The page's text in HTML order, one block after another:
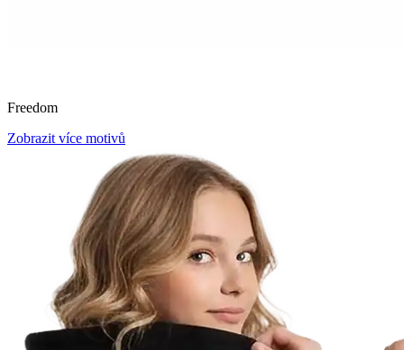
Freedom
Zobrazit více motivů